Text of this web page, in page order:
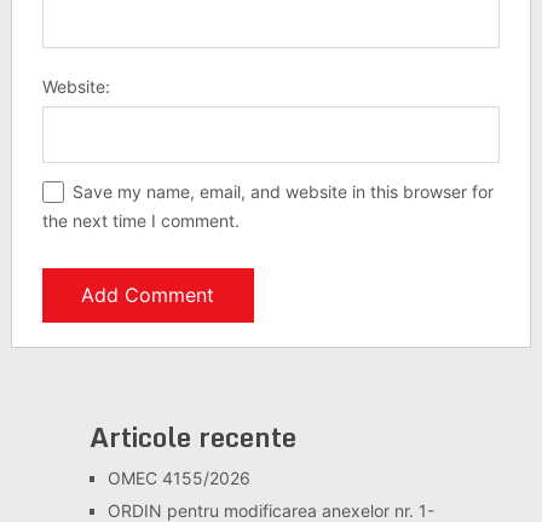
Website:
Save my name, email, and website in this browser for
the next time I comment.
Articole recente
OMEC 4155/2026
ORDIN pentru modificarea anexelor nr. 1-